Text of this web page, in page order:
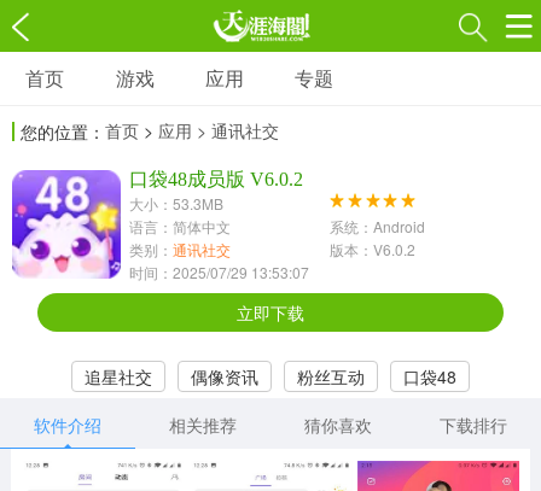
游戏
3697款应用
1597款应用
休闲益智
13387款应用
2196款应用
冒险解谜
1072款应用
418款应用
568款应用
音乐舞蹈
269款应用
2716款应用
515款应用
首页 游戏 应用 专题
您的位置： 首页 > 应用 > 通讯社交
口袋48成员版 V6.0.2
大小：53.3MB
语言：简体中文
系统：Android
类别： 通讯社交
版本：V6.0.2
时间：2025/07/29 13:53:07
立即下载
追星社交 偶像资讯 粉丝互动
口袋48
软件介绍
相关推荐 猜你喜欢 下载排行